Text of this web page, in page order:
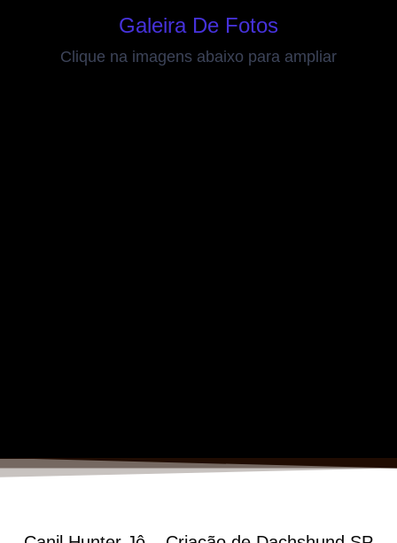
Galeira De Fotos
Clique na imagens abaixo para ampliar